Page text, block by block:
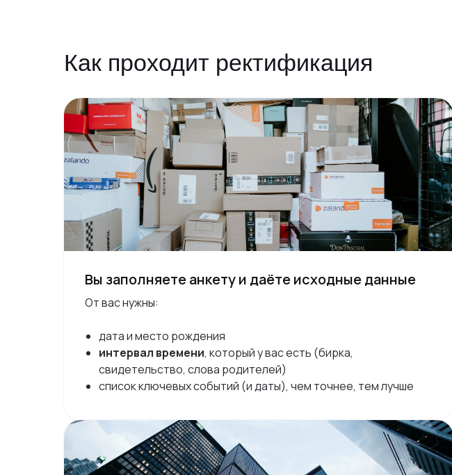
Как проходит ректификация
Вы заполняете анкету и даёте исходные данные
От вас нужны:
дата и место рождения
интервал времени, который у вас есть (бирка,
свидетельство, слова родителей)
список ключевых событий (и даты), чем точнее, тем лучше